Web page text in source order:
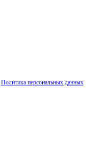
Политика персональных данных